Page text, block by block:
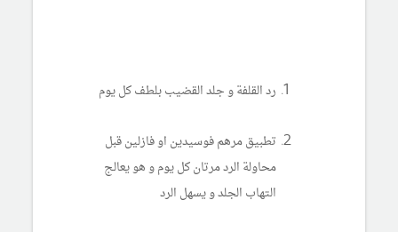
رد القلفة و جلد القضيب بلطف كل يوم
تطبيق مرهم فوسيدين او فازلين قبل
محاولة الرد مرتان كل يوم و هو يعالج
التهاب الجلد و يسهل الرد